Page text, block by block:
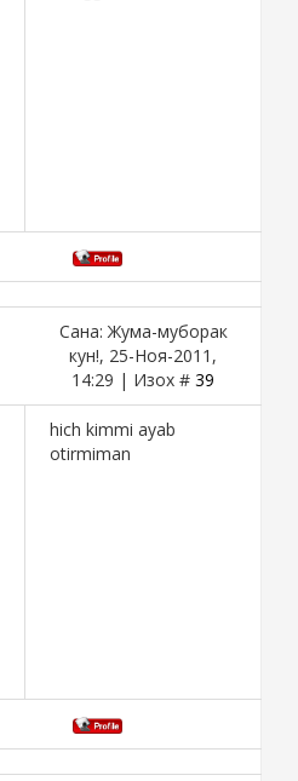
Сана: Жума-муборак
кун!, 25-Ноя-2011,
14:29 | Изох # 39
hich kimmi ayab
otirmiman